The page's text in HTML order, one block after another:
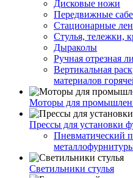
Дисковые ножи
Передвижные
Стационарные
Стулья, тележки,
Дыраколы
Ручная отрезная
Вертикальная
материалов
Моторы для
Прессы для установки
Пневматический
Светильники стулья